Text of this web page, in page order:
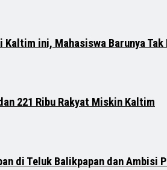
ini, Mahasiswa Barunya Tak
221 Ribu Rakyat Miskin Kaltim
di Teluk Balikpapan dan Ambisi